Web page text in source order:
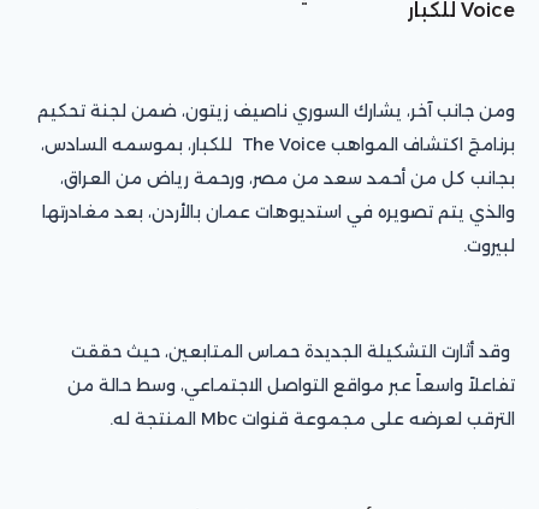
Voice للكبار
ومن جانب آخر، يشارك السوري ناصيف زيتون، ضمن لجنة تحكيم
برنامجَ اكتشاف المواهب The Voice للكبار، بموسمه السادس،
بجانب كل من أحمد سعد من مصر، ورحمة رياض من العراق،
والذي يتم تصويره في استديوهات عمان بالأردن، بعد مغادرتها
لبيروت.
وقد أثارت التشكيلة الجديدة حماس المتابعين، حيث حققت
تفاعلاً واسعاً عبر مواقع التواصل الاجتماعي، وسط حالة من
الترقب لعرضه على مجموعة قنوات Mbc المنتجة له.